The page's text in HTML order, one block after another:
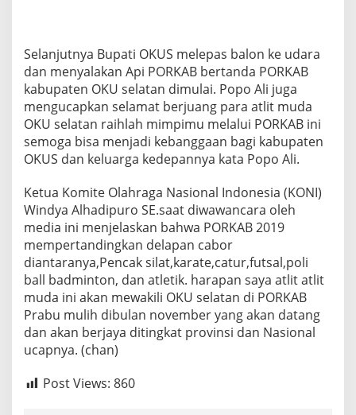
U
P
A
T
E
N
K
U
E
L
A
T
A
N
.
Selanjutnya Bupati OKUS melepas balon ke udara
dan menyalakan Api PORKAB bertanda PORKAB
kabupaten OKU selatan dimulai. Popo Ali juga
mengucapkan selamat berjuang para atlit muda
OKU selatan raihlah mimpimu melalui PORKAB ini
semoga bisa menjadi kebanggaan bagi kabupaten
OKUS dan keluarga kedepannya kata Popo Ali.
Ketua Komite Olahraga Nasional Indonesia (KONI)
Windya Alhadipuro SE.saat diwawancara oleh
media ini menjelaskan bahwa PORKAB 2019
mempertandingkan delapan cabor
diantaranya,Pencak silat,karate,catur,futsal,poli
ball badminton, dan atletik. harapan saya atlit atlit
muda ini akan mewakili OKU selatan di PORKAB
Prabu mulih dibulan november yang akan datang
dan akan berjaya ditingkat provinsi dan Nasional
ucapnya. (chan)
Post Views: 860